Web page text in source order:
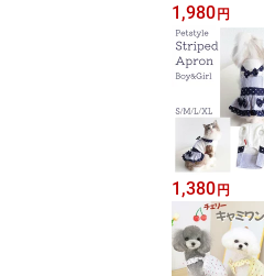
1,980 円
1,380 円